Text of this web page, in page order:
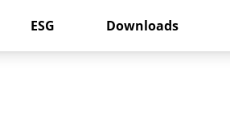
ESG Downloads